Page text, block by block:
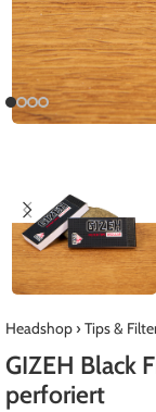
Headshop› Tips &
GIZEH Black
perforiert